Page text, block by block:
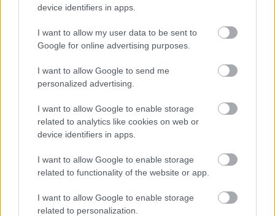
device identifiers in apps.
I want to allow my user data to be sent to
Google for online advertising purposes.
I want to allow Google to send me
personalized advertising.
I want to allow Google to enable storage
related to analytics like cookies on web or
device identifiers in apps.
I want to allow Google to enable storage
related to functionality of the website or app.
I want to allow Google to enable storage
related to personalization.
nézni a felhasználók, találj ki egy jó történetet. A
felvétel, szerkesztés, formázás mit sem ér, ha nem
is tekernek.
Gyakran alkalmazott technika egy meghökkentő
borítókép használata is, ami miatt rákattintanak az
emberek videódra, de a figyelmüket ezután is fent
kell tartanod. Például sminkvideóknál gyakran
szerepel a borítóképen egy furcsa technika, ami
felkelti a kíváncsiságot és kattintásra ösztönzi a
nézőket, majd az első pár másodpercben
megmutatják a végső sminket, ami ha tetszik a
felhasználónak, végig fogja nézni a videót, hogy
lássa, hogyan készült el. A végére talán el is felejti,